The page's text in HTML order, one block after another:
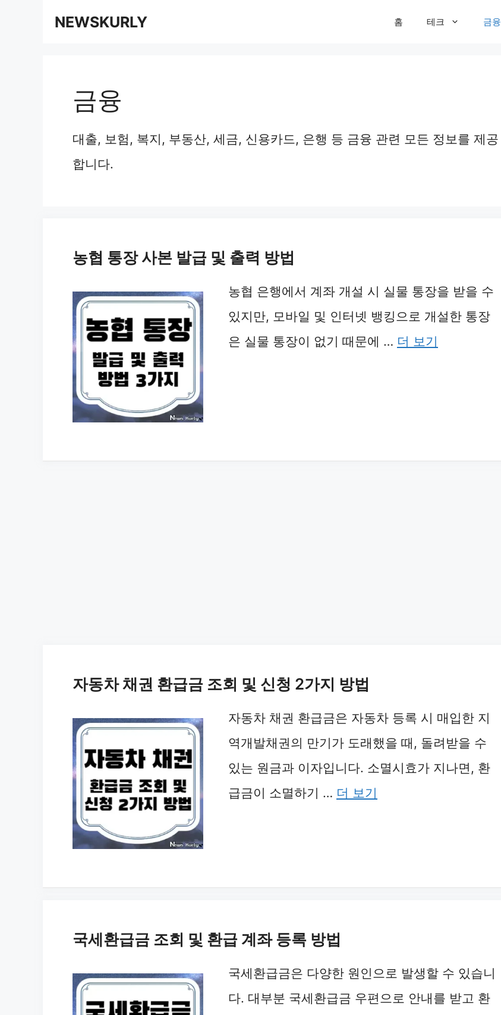
NEWSKURLY 홈 테크 금융
금융
대출, 보험, 복지, 부동산, 세금, 신용카드, 은행 등 금융 관련 모든 정보를 제공
합니다.
농협 통장 사본 발급 및 출력 방법
농협 은행에서 계좌 개설 시 실물 통장을 받을 수
있지만, 모바일 및 인터넷 뱅킹으로 개설한 통장
은 실물 통장이 없기 때문에 … 더 보기
자동차 채권 환급금 조회 및 신청 2가지 방법
자동차 채권 환급금은 자동차 등록 시 매입한 지
역개발채권의 만기가 도래했을 때, 돌려받을 수
있는 원금과 이자입니다. 소멸시효가 지나면, 환
급금이 소멸하기 … 더 보기
국세환급금 조회 및 환급 계좌 등록 방법
국세환급금은 다양한 원인으로 발생할 수 있습니
다. 대부분 국세환급금 우편으로 안내를 받고 환